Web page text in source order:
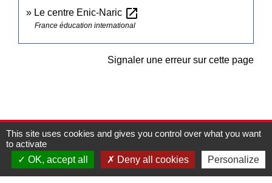
Le centre Enic-Naric open_in_new
France éducation international
Signaler une erreur sur cette page
Contacts
Commune de Pullay
2 rue des Rossignols
27130 Pullay - FRANCE
This site uses cookies and gives you control over what you want
to activate
OK, accept all
Deny all cookies Personalize